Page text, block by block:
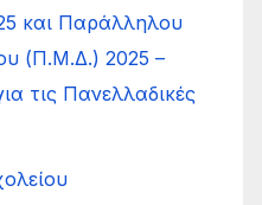
και Παράλληλου
(Π.Μ.Δ.) 2025 –
τις Πανελλαδικές